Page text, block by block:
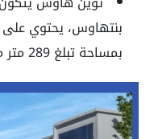
بمساحة تبلغ 289 متر مربع.